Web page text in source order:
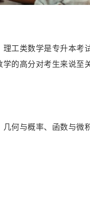
工类数学是专升本考
的高分对考生来说至
何与概率、函数与微